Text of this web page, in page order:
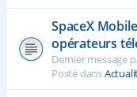
SpaceX
opérateurs
Dernier message
Posté dans